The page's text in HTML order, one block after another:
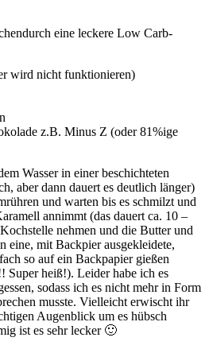
eine leckere Low Carb-
wird nicht funktionieren)
z.B. Minus Z (oder 81%ige
Wasser in einer beschichteten
aber dann dauert es deutlich länger)
und warten bis es schmilzt und
annimmt (das dauert ca. 10 –
nehmen und die Butter und
eine, mit Backpier ausgekleidete,
so auf ein Backpapier gießen
heiß!). Leider habe ich es
sodass ich es nicht mehr in Form
musste. Vielleicht erwischt ihr
Augenblick um es hübsch
ist es sehr lecker 🙂